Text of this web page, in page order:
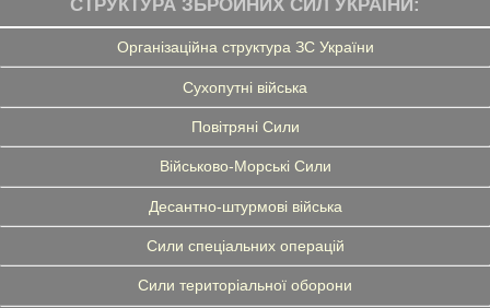
СТРУКТУРА ЗБРОЙНИХ СИЛ УКРАЇНИ:
Організаційна структура ЗС України
Сухопутні війська
Повітряні Сили
Військово-Морські Сили
Десантно-штурмові війська
Сили спеціальних операцій
Сили територіальної оборони